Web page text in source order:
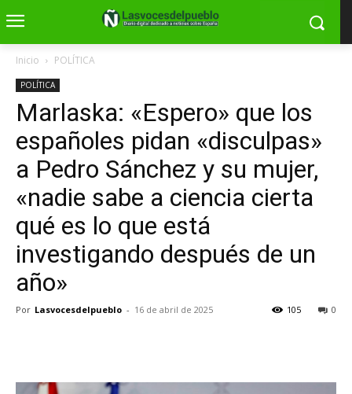
Inicio POLÍTICA
POLÍTICA
Marlaska: «Espero» que los
españoles pidan «disculpas»
a Pedro Sánchez y su mujer,
«nadie sabe a ciencia cierta
qué es lo que está
investigando después de un
año»
Por Lasvocesdelpueblo - 16 de abril de 2025 0
105